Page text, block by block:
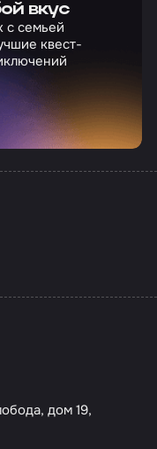
вкус
с семьей
квест-
дом 19,